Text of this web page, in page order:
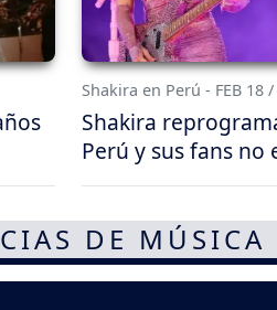
Shakira en Perú - FEB 18
Shakira
Perú y sus fans no
DE MÚSICA